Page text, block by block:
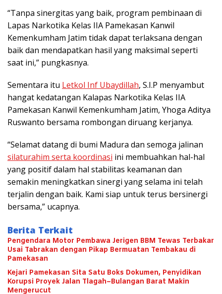
“Tanpa sinergitas yang baik, program pembinaan di
Lapas Narkotika Kelas IIA Pamekasan Kanwil
Kemenkumham Jatim tidak dapat terlaksana dengan
baik dan mendapatkan hasil yang maksimal seperti
saat ini,” pungkasnya.
Sementara itu Letkol Inf Ubaydillah, S.I.P menyambut
hangat kedatangan Kalapas Narkotika Kelas IIA
Pamekasan Kanwil Kemenkumham Jatim, Yhoga Aditya
Ruswanto bersama rombongan diruang kerjanya.
“Selamat datang di bumi Madura dan semoga jalinan
silaturahim serta koordinasi ini membuahkan hal-hal
yang positif dalam hal stabilitas keamanan dan
semakin meningkatkan sinergi yang selama ini telah
terjalin dengan baik. Kami siap untuk terus bersinergi
bersama,” ucapnya.
Berita Terkait
Pengendara Motor Pembawa Jerigen BBM Tewas Terbakar
Usai Tabrakan dengan Pikap Bermuatan Tembakau di
Pamekasan
Kejari Pamekasan Sita Satu Boks Dokumen, Penyidikan
Korupsi Proyek Jalan Tlagah–Bulangan Barat Makin
Mengerucut